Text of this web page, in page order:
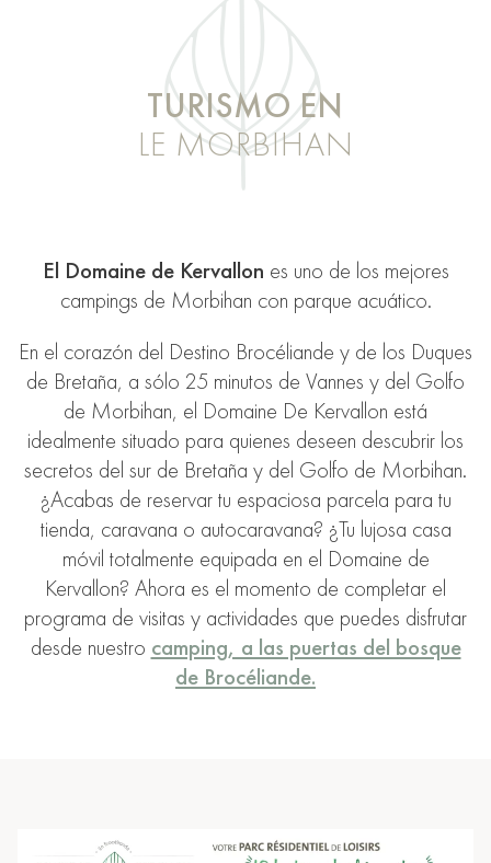
TURISMO EN
LE MORBIHAN
El Domaine de Kervallon es uno de los mejores
campings de Morbihan con parque acuático.
En el corazón del Destino Brocéliande y de los Duques
de Bretaña, a sólo 25 minutos de Vannes y del Golfo
de Morbihan, el Domaine De Kervallon está
idealmente situado para quienes deseen descubrir los
secretos del sur de Bretaña y del Golfo de Morbihan.
¿Acabas de reservar tu espaciosa parcela para tu
tienda, caravana o autocaravana? ¿Tu lujosa casa
móvil totalmente equipada en el Domaine de
Kervallon? Ahora es el momento de completar el
programa de visitas y actividades que puedes disfrutar
desde nuestro camping, a las puertas del bosque
de Brocéliande.